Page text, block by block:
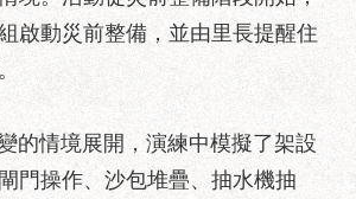
啟動災前整備，並由里長提醒住
情境展開，演練中模擬了架設
門操作、沙包堆疊、抽水機抽